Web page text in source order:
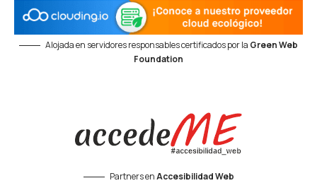
Alojada en servidores responsables certificados por la Green Web
Foundation
Partners enAccesibilidad Web